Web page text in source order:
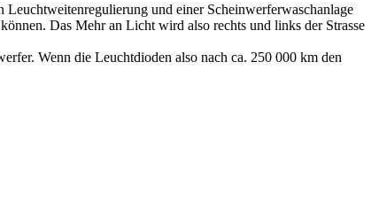
und einer Scheinwerferwaschanlage
Das Mehr an Licht wird also rechts und links der Strasse
Wenn die Leuchtdioden also nach ca. 250 000 km den